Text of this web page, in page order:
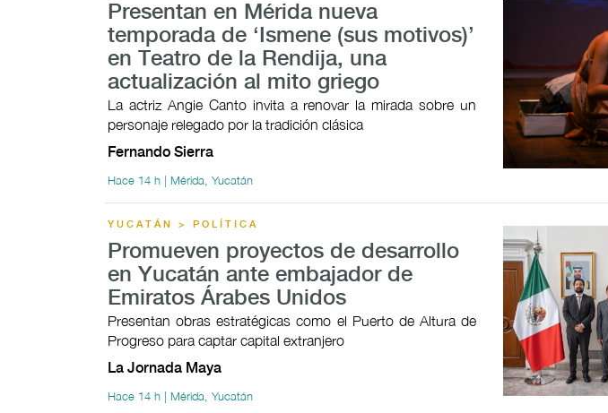
Presentan en Mérida nueva
temporada de ‘Ismene (sus motivos)’
en Teatro de la Rendija, una
actualización al mito griego
La actriz Angie Canto invita a renovar la mirada sobre un
personaje relegado por la tradición clásica
Fernando Sierra
Hace 14 h | Mérida, Yucatán
YUCATÁN > POLÍTICA
Promueven proyectos de desarrollo
en Yucatán ante embajador de
Emiratos Árabes Unidos
Presentan obras estratégicas como el Puerto de Altura de
Progreso para captar capital extranjero
La Jornada Maya
Hace 14 h | Mérida, Yucatán